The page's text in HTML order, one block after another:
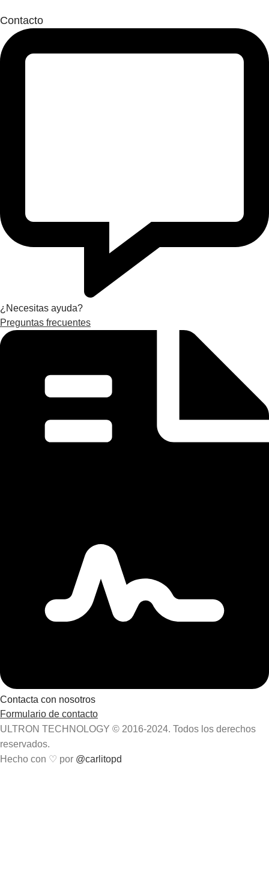
Contacto
¿Necesitas ayuda?
Preguntas frecuentes
Contacta con nosotros
Formulario de contacto
ULTRON TECHNOLOGY © 2016-2024. Todos los derechos
reservados.
Hecho con ♡ por @carlitopd